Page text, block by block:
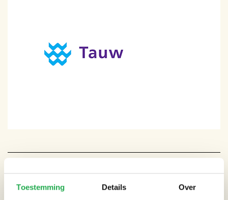
Toestemming Details Over
Straat